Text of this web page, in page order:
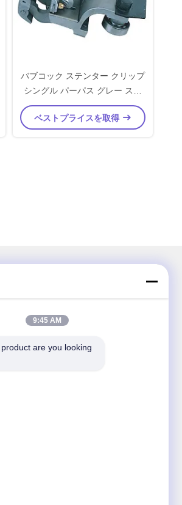
バブコック ステンター クリップ
シングル パーパス グレー ステ
ンター マシン スペアパーツ
ベストプライスを取得
ター
,割引などで可能です.
9:45 AM
are you looking